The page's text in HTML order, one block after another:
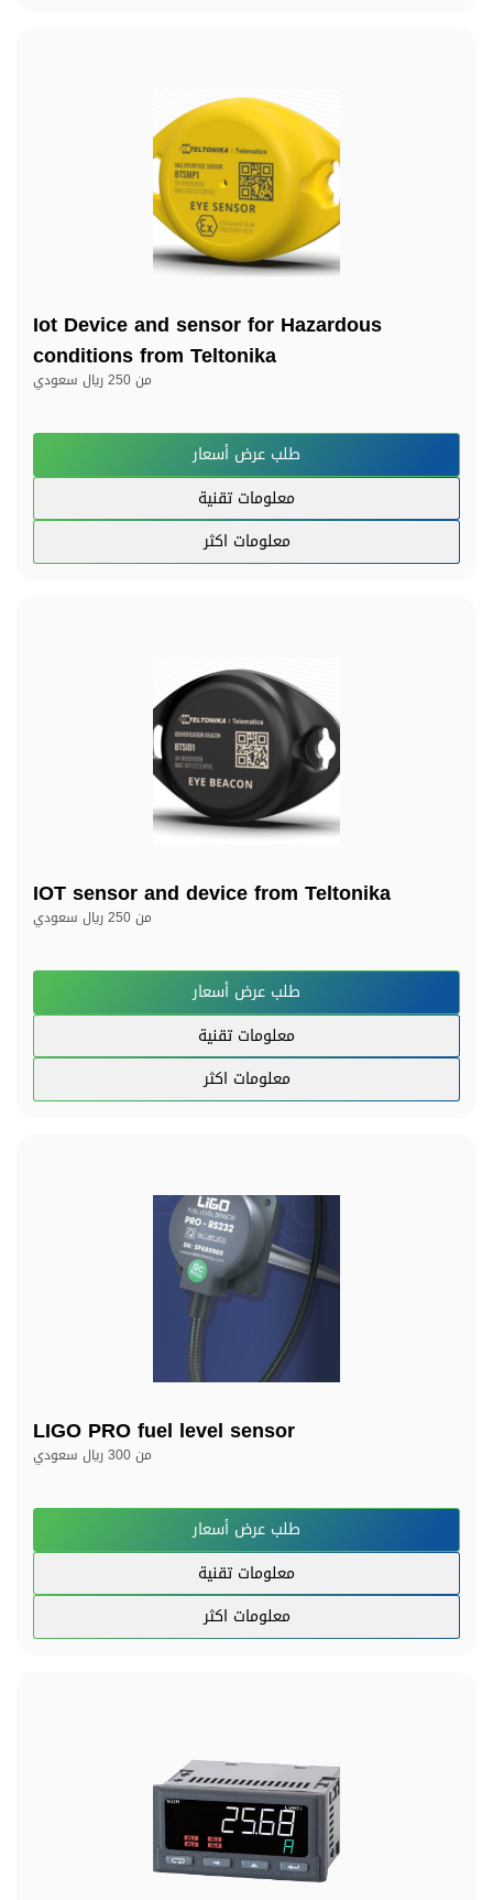
Iot Device and sensor for Hazardous
conditions from Teltonika
من250 ريال سعودي
طلب عرض أسعار
معلومات تقنية
معلومات اكثر
IOT sensor and device from Teltonika
من250 ريال سعودي
طلب عرض أسعار
معلومات تقنية
معلومات اكثر
LIGO PRO fuel level sensor
من300 ريال سعودي
طلب عرض أسعار
معلومات تقنية
معلومات اكثر